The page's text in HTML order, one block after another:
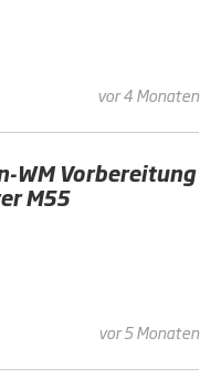
vor 4 Monaten
WM Vorbereitung
M55
vor 5 Monaten